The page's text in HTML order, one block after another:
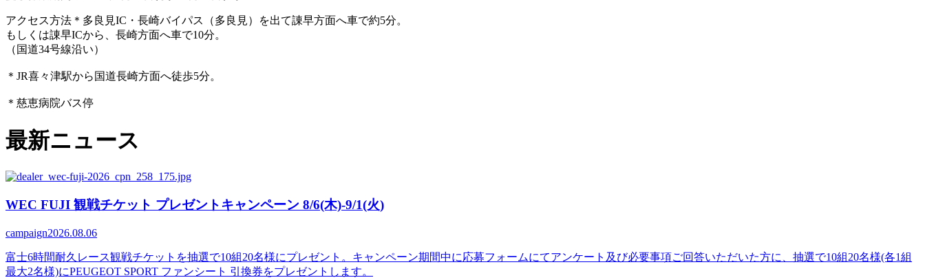
アクセス方法 ＊多良見IC・長崎バイパス（多良見）を出て諌早方面へ車で約5分。
もしくは諌早ICから、長崎方面へ車で10分。
（国道34号線沿い）
＊JR喜々津駅から国道長崎方面へ徒歩5分。
＊慈恵病院バス停
最新ニュース
WEC FUJI 観戦チケット プレゼントキャンペーン 8/6(木)-9/1(火)
campaign2026.08.06
富士6時間耐久レース観戦チケットを抽選で10組20名様にプレゼント。キャンペーン期間中に応募フォームにてアンケート及び必要事項ご回答いただいた方に、抽選で10組20名様(各1組
最大2名様)にPEUGEOT SPORT ファンシート 引換券をプレゼントします。